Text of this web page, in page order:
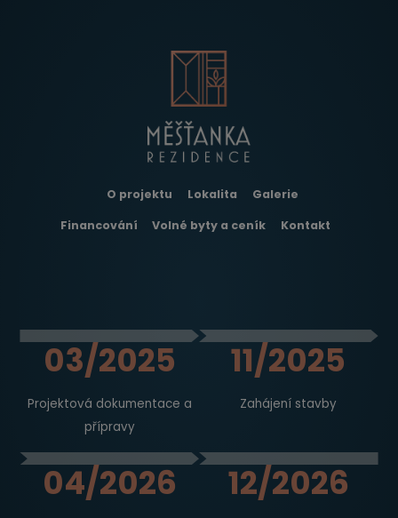
O projektu Lokalita Galerie
Financování Volné byty a ceník Kontakt
03/2025
Projektová dokumentace a
přípravy
11/2025
Zahájení stavby
04/2026 12/2026